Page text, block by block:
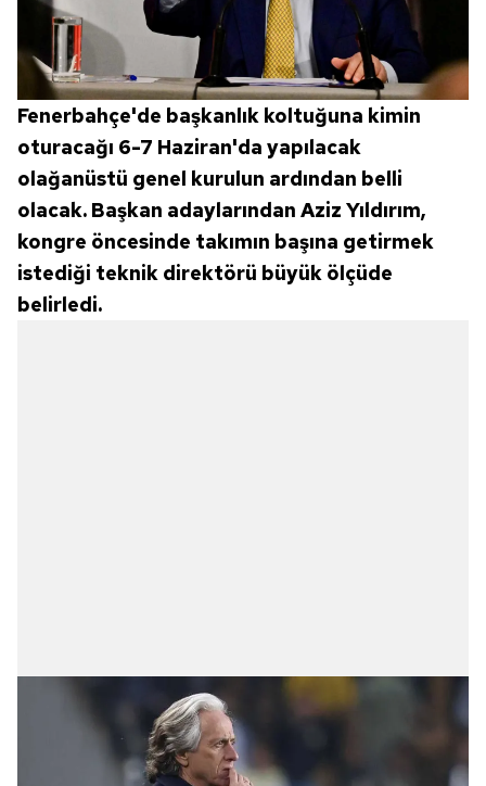
Fenerbahçe'de başkanlık koltuğuna kimin
oturacağı 6-7 Haziran'da yapılacak
olağanüstü genel kurulun ardından belli
olacak. Başkan adaylarından Aziz Yıldırım,
kongre öncesinde takımın başına getirmek
istediği teknik direktörü büyük ölçüde
belirledi.